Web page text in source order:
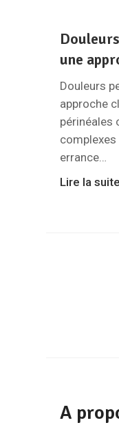
une
Douleurs
approche
périnéales
errance…
Lire la suite
A